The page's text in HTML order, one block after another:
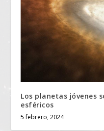
Los planetas jóvenes
esféricos
5 febrero, 2024